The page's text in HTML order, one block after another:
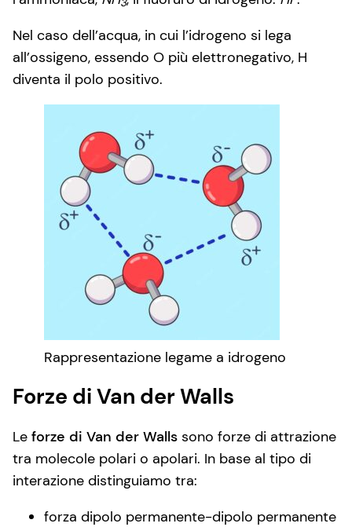
3
Nel caso dell’acqua, in cui l’idrogeno si lega
all’ossigeno, essendo O più elettronegativo, H
diventa il polo positivo.
Rappresentazione legame a idrogeno
Forze di Van der Walls
Le forze di Van der Walls sono forze di attrazione
tra molecole polari o apolari. In base al tipo di
interazione distinguiamo tra:
forza dipolo permanente-dipolo permanente